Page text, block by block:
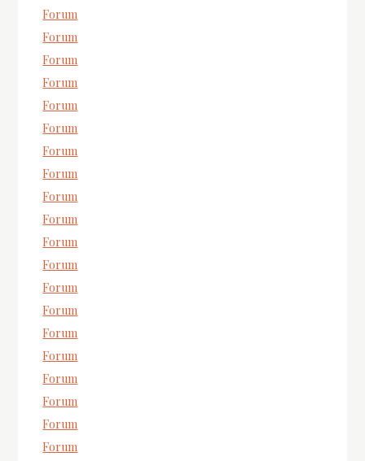
Forum
Forum
Forum
Forum
Forum
Forum
Forum
Forum
Forum
Forum
Forum
Forum
Forum
Forum
Forum
Forum
Forum
Forum
Forum
Forum